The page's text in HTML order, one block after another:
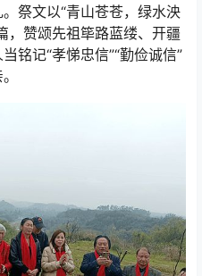
祭文以“青山苍苍，绿水泱
，赞颂先祖筚路蓝缕、开疆
铭记“孝悌忠信”“勤俭诚信”